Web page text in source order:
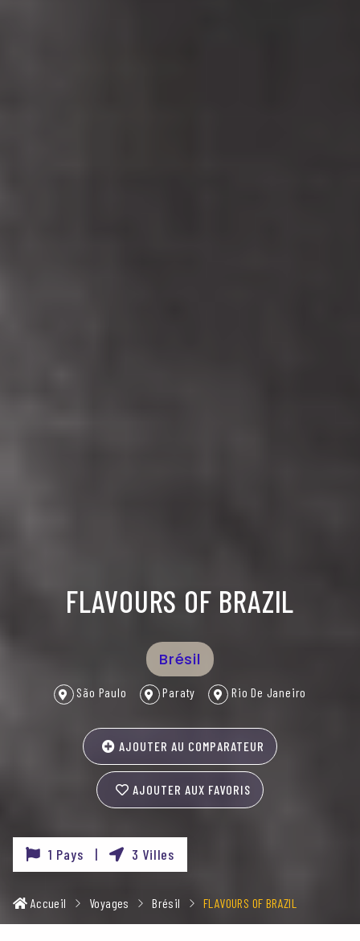
FLAVOURS OF BRAZIL
Brésil
São Paulo Paraty Rio De Janeiro
AJOUTER AU COMPARATEUR
AJOUTER AUX FAVORIS
1 Pays | 3 Villes
Accueil Voyages Brésil FLAVOURS OF BRAZIL